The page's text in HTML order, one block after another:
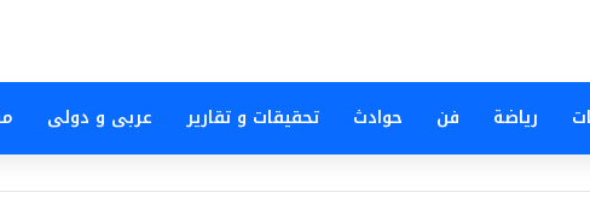
رياضة فن حوادث تحقيقات و تقارير عربى و دولى